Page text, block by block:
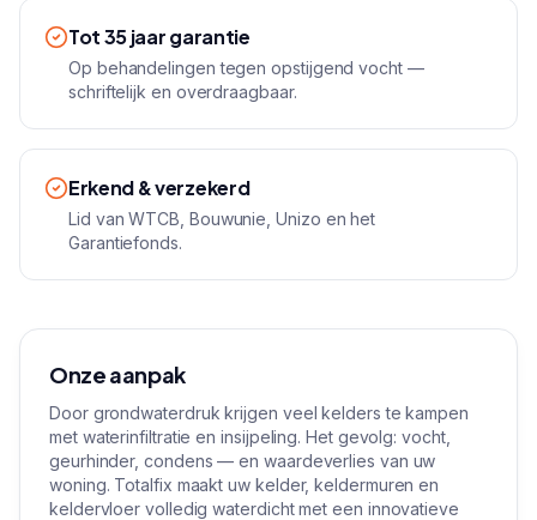
Tot 35 jaar garantie
Op behandelingen tegen opstijgend vocht —
schriftelijk en overdraagbaar.
Erkend & verzekerd
Lid van WTCB, Bouwunie, Unizo en het
Garantiefonds.
Onze aanpak
Door grondwaterdruk krijgen veel kelders te kampen
met waterinfiltratie en insijpeling. Het gevolg: vocht,
geurhinder, condens — en waardeverlies van uw
woning. Totalfix maakt uw kelder, keldermuren en
keldervloer volledig waterdicht met een innovatieve